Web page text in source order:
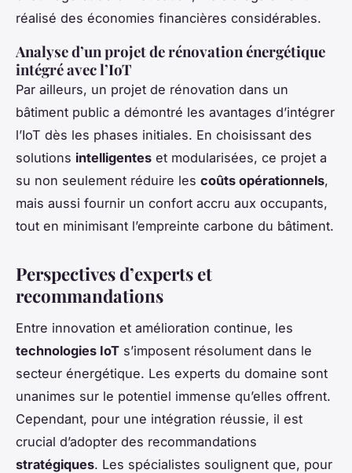
réalisé des économies financières considérables.
Analyse d’un projet de rénovation énergétique
intégré avec l’IoT
Par ailleurs, un projet de rénovation dans un
bâtiment public a démontré les avantages d’intégrer
l’IoT dès les phases initiales. En choisissant des
solutions intelligentes et modularisées, ce projet a
su non seulement réduire les coûts opérationnels,
mais aussi fournir un confort accru aux occupants,
tout en minimisant l’empreinte carbone du bâtiment.
Perspectives d’experts et
recommandations
Entre innovation et amélioration continue, les
technologies IoT s’imposent résolument dans le
secteur énergétique. Les experts du domaine sont
unanimes sur le potentiel immense qu’elles offrent.
Cependant, pour une intégration réussie, il est
crucial d’adopter des recommandations
stratégiques. Les spécialistes soulignent que, pour